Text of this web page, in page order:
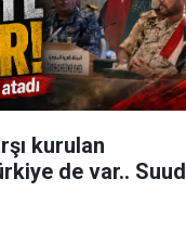
kurulan
de var.. Suud